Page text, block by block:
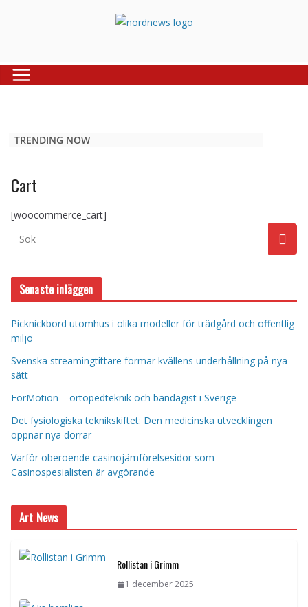
TRENDING NOW
Cart
[woocommerce_cart]
Senaste inläggen
Picknickbord utomhus i olika modeller för trädgård och offentlig
miljö
Svenska streamingtittare formar kvällens underhållning på nya
sätt
ForMotion – ortopedteknik och bandagist i Sverige
Det fysiologiska teknikskiftet: Den medicinska utvecklingen
öppnar nya dörrar
Varför oberoende casinojämförelsesidor som
Casinospesialisten är avgörande
Art News
Rollistan i Grimm
1 december 2025